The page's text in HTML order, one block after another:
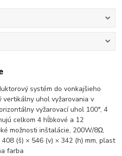
systém do vonkajšieho
uhol vyžarovania v
vyžarovací uhol 100°, 4
celkom 4 hĺbkové a 12
možnosti inštalácie, 200W/8Ω,
(š) × 546 (v) × 342 (h) mm, plast
farba